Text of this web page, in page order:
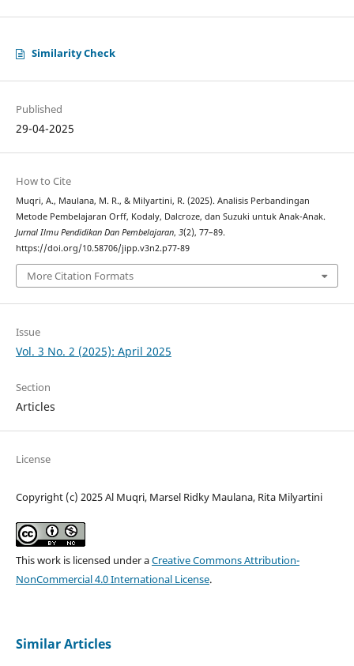
Similarity Check
Published
29-04-2025
How to Cite
Muqri, A., Maulana, M. R., & Milyartini, R. (2025). Analisis Perbandingan
Metode Pembelajaran Orff, Kodaly, Dalcroze, dan Suzuki untuk Anak-Anak.
Jurnal Ilmu Pendidikan Dan Pembelajaran, 3(2), 77–89.
https://doi.org/10.58706/jipp.v3n2.p77-89
More Citation Formats
Issue
Vol. 3 No. 2 (2025): April 2025
Section
Articles
License
Copyright (c) 2025 Al Muqri, Marsel Ridky Maulana, Rita Milyartini
This work is licensed under aCreative Commons Attribution-
NonCommercial 4.0 International License.
Similar Articles